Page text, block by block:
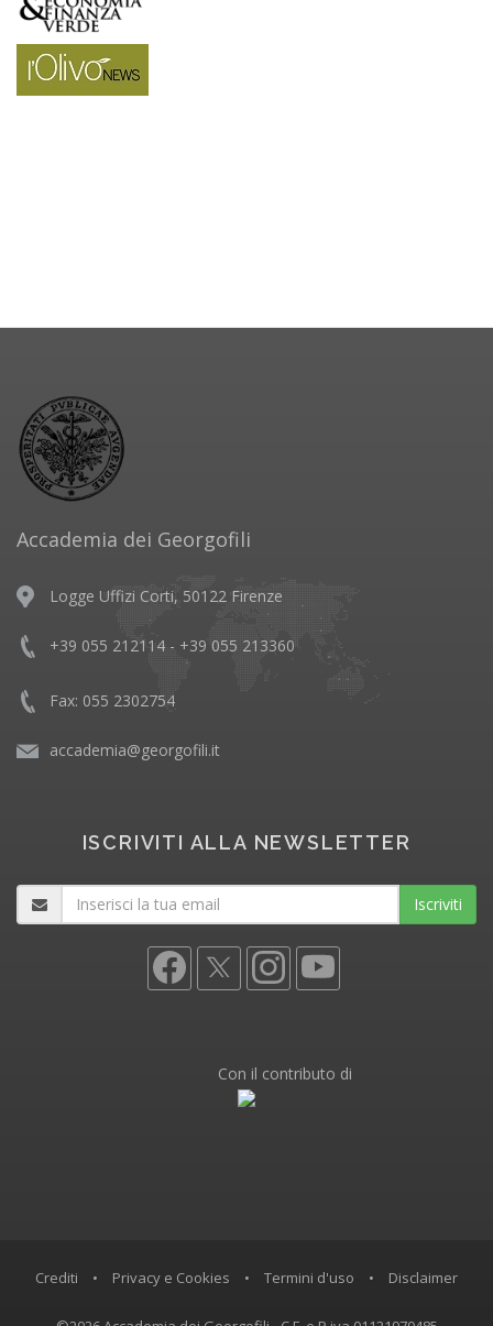
Accademia dei Georgofili
Logge Uffizi Corti, 50122 Firenze
+39 055 212114 - +39 055 213360
Fax: 055 2302754
accademia@georgofili.it
ISCRIVITI ALLA NEWSLETTER
Iscriviti
Con il contributo di
Crediti • Privacy e Cookies • Termini d'uso • Disclaimer